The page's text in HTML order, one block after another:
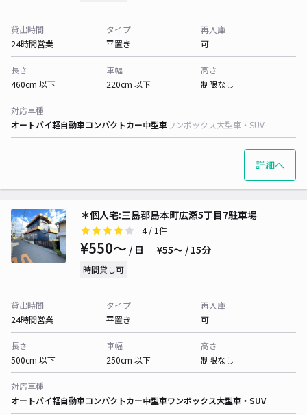
貸出時間
24時間営業
タイプ
平置き
再入庫
可
長さ
460cm 以下
車幅
220cm 以下
高さ
制限なし
対応車種
オートバイ軽自動車コンパクトカー中型車ワンボックス大型車・SUV
詳細へ
＊個人宅:三島郡島本町広瀬5丁目7駐車場
4/ 1件
¥550〜 / 日 ¥55〜 / 15分
時間貸し可
貸出時間
24時間営業
タイプ
平置き
再入庫
可
長さ
500cm 以下
車幅
250cm 以下
高さ
制限なし
対応車種
オートバイ軽自動車コンパクトカー中型車ワンボックス大型車・SUV